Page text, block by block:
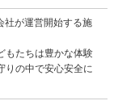
社が運営開始する施
もたちは豊かな体験
りの中で安心安全に